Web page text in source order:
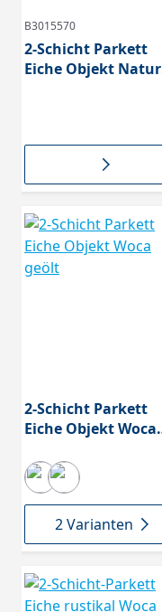
B3015570
2-Schicht Parkett
Eiche Objekt Natur
mm,
2-Schicht Parkett
Eiche Objekt Woca
2 Varianten